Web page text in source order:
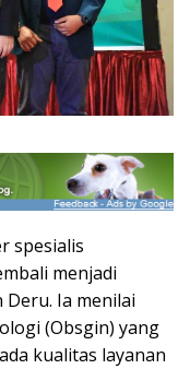
spesialis
menjadi
Ia menilai
(Obsgin) yang
kualitas layanan